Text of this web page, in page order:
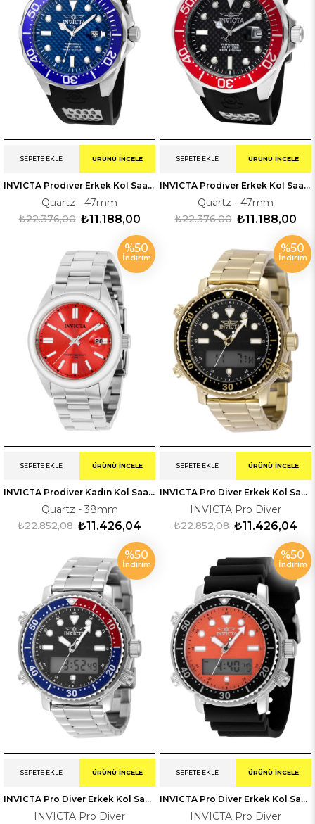
INVICTA Prodiver Erkek Kol Saati 212559
Quartz - 47mm
₺11.188,00
₺22.376,00
SEPETE EKLE ÜRÜNÜ İNCELE
INVICTA Prodiver Erkek Kol Saati 212561
Quartz - 47mm
₺11.188,00
₺22.376,00
SEPETE EKLE ÜRÜNÜ İNCELE
INVICTA Prodiver Kadın Kol Saati 238475
Quartz - 38mm
₺11.426,04
₺22.852,08
SEPETE EKLE ÜRÜNÜ İNCELE
%50
İndirim
INVICTA Pro Diver Erkek Kol Saati 248372
INVICTA Pro Diver
₺11.426,04
₺22.852,08
SEPETE EKLE ÜRÜNÜ İNCELE
%50
İndirim
INVICTA Pro Diver Erkek Kol Saati 248371
INVICTA Pro Diver
SEPETE EKLE ÜRÜNÜ İNCELE
%50
İndirim
INVICTA Pro Diver Erkek Kol Saati 248368
INVICTA Pro Diver
SEPETE EKLE ÜRÜNÜ İNCELE
%50
İndirim